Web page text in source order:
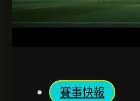
賽事快報